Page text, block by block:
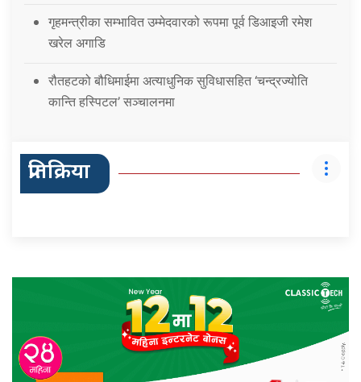
गृहमन्त्रीका सम्भावित उम्मेदवारको रूपमा पूर्व डिआइजी रमेश
खरेल अगाडि
रौतहटको बौधिमाईमा अत्याधुनिक सुविधासहित ‘चन्द्रज्योति
कान्ति हस्पिटल’ सञ्चालनमा
प्रतिक्रिया